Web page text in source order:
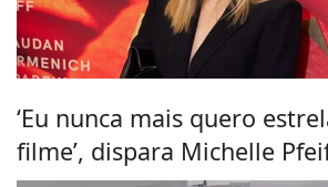
‘Eu nunca mais quero
filme’, dispara Michelle